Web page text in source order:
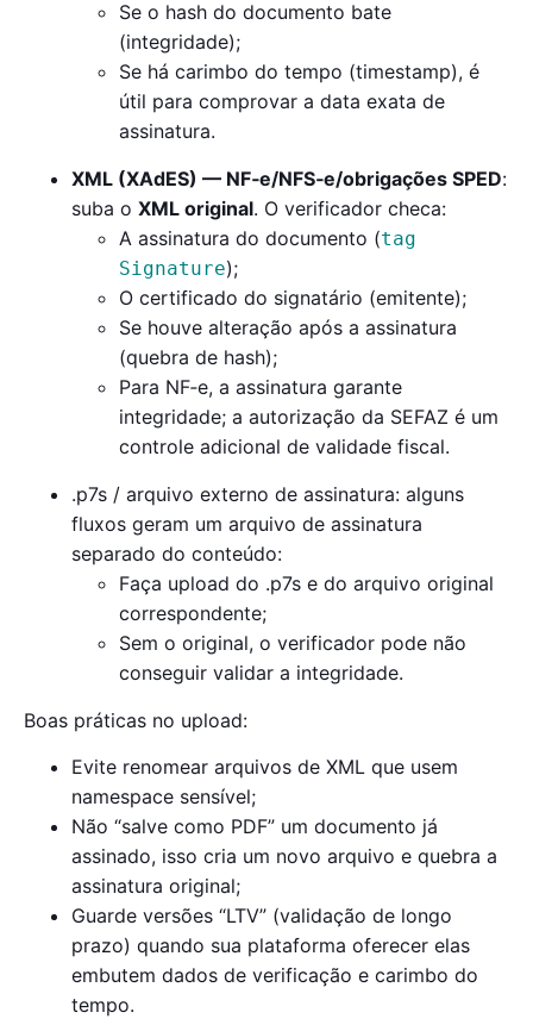
Se o hash do documento bate
(integridade);
Se há carimbo do tempo (timestamp), é
útil para comprovar a data exata de
assinatura.
XML (XAdES) — NF‑e/NFS‑e/obrigações SPED:
suba o XML original. O verificador checa:
A assinatura do documento (tag
Signature);
O certificado do signatário (emitente);
Se houve alteração após a assinatura
(quebra de hash);
Para NF‑e, a assinatura garante
integridade; a autorização da SEFAZ é um
controle adicional de validade fiscal.
.p7s / arquivo externo de assinatura: alguns
fluxos geram um arquivo de assinatura
separado do conteúdo:
Faça upload do .p7s e do arquivo original
correspondente;
Sem o original, o verificador pode não
conseguir validar a integridade.
Boas práticas no upload:
Evite renomear arquivos de XML que usem
namespace sensível;
Não “salve como PDF” um documento já
assinado, isso cria um novo arquivo e quebra a
assinatura original;
Guarde versões “LTV” (validação de longo
prazo) quando sua plataforma oferecer elas
embutem dados de verificação e carimbo do
tempo.